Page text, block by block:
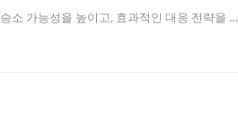
소 가능성을 높이고, 효과적인 대응 전략을 세